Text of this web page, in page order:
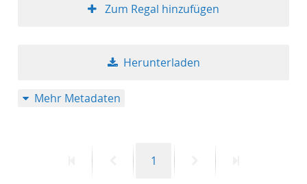
Zum Regal hinzufügen
Herunterladen
Mehr Metadaten
VorherigeSeite
1